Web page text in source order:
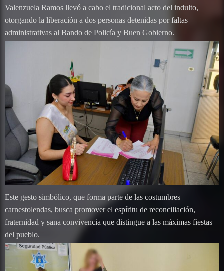
Valenzuela Ramos llevó a cabo el tradicional acto del indulto,
otorgando la liberación a dos personas detenidas por faltas
administrativas al Bando de Policía y Buen Gobierno.
Este gesto simbólico, que forma parte de las costumbres
carnestolendas, busca promover el espíritu de reconciliación,
fraternidad y sana convivencia que distingue a las máximas fiestas
del pueblo.